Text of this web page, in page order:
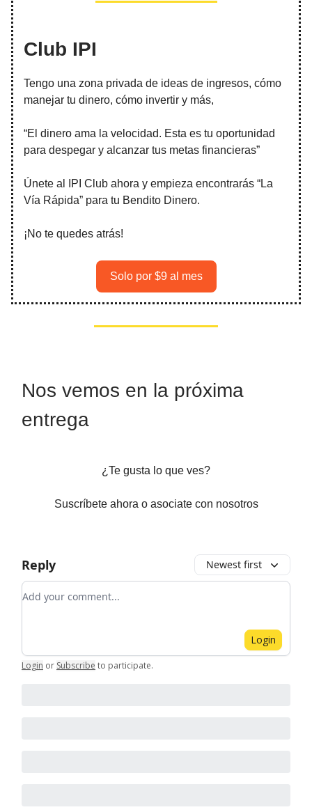
Club IPI
Tengo una zona privada de ideas de ingresos, cómo
manejar tu dinero, cómo invertir y más,
“El dinero ama la velocidad. Esta es tu oportunidad
para despegar y alcanzar tus metas financieras”
Únete al IPI Club ahora y empieza encontrarás “La
Vía Rápida” para tu Bendito Dinero.
¡No te quedes atrás!
Solo por $9 al mes
Nos vemos en la próxima
entrega
¿Te gusta lo que ves?
Suscríbete ahora o asociate con nosotros
Reply Newest first
Add your comment
Login
Login or Subscribe to participate.